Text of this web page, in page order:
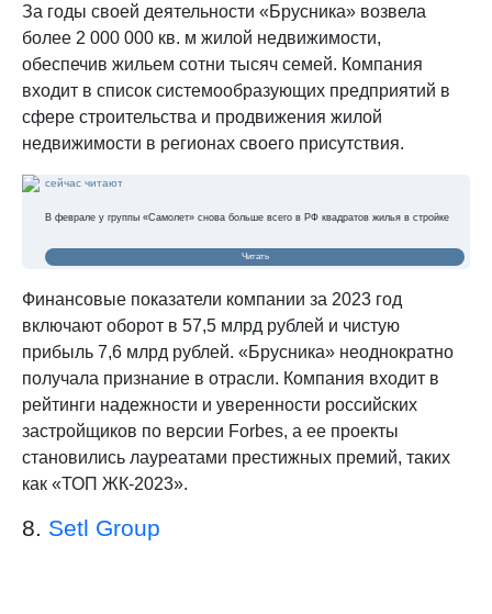
За годы своей деятельности «Брусника» возвела
более 2 000 000 кв. м жилой недвижимости,
обеспечив жильем сотни тысяч семей. Компания
входит в список системообразующих предприятий в
сфере строительства и продвижения жилой
недвижимости в регионах своего присутствия.
сейчас читают
В феврале у группы «Самолет» снова больше всего в РФ квадратов жилья в стройке
Читать
Финансовые показатели компании за 2023 год
включают оборот в 57,5 млрд рублей и чистую
прибыль 7,6 млрд рублей. «Брусника» неоднократно
получала признание в отрасли. Компания входит в
рейтинги надежности и уверенности российских
застройщиков по версии Forbes, а ее проекты
становились лауреатами престижных премий, таких
как «ТОП ЖК-2023».
8. Setl Group